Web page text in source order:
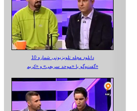
دانلود مجله تلویزیونی شماره 10
گفت‌وگو با «موحد سریعی» و «کریم»